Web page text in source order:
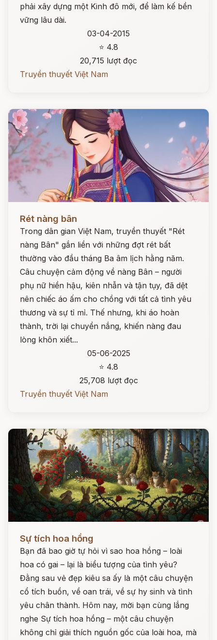
phải xây dựng một Kinh đô mới, để làm kế bền
vững lâu dài.
03-04-2015
⭐ 4.8
20,715 lượt đọc
Truyền thuyết Việt Nam
Rét nàng bân
Trong dân gian Việt Nam, truyền thuyết "Rét
nàng Bân" gắn liền với những đợt rét bất
thường vào đầu tháng Ba âm lịch hằng năm.
Câu chuyện cảm động về nàng Bân – người
phụ nữ hiền hậu, kiên nhẫn và tận tụy, đã dệt
nên chiếc áo ấm cho chồng với tất cả tình yêu
thương và sự tỉ mỉ. Thế nhưng, khi áo hoàn
thành, trời lại chuyển nắng, khiến nàng đau
lòng khôn xiết...
05-06-2025
⭐ 4.8
25,708 lượt đọc
Truyền thuyết Việt Nam
Sự tích hoa hồng
Bạn đã bao giờ tự hỏi vì sao hoa hồng – loài
hoa có gai – lại là biểu tượng của tình yêu?
Đằng sau vẻ đẹp kiêu sa ấy là một câu chuyện
cổ tích buồn, về oan trái, về sự hy sinh và tình
yêu chân thành. Hôm nay, mời bạn cùng lắng
nghe Sự tích hoa hồng – một câu chuyện
không chỉ giải thích nguồn gốc của loài hoa, mà